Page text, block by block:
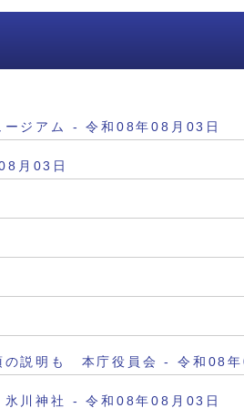
ジアム - 令和08年08月03日
月03日
の説明も 本庁役員会 - 令和08
川神社 - 令和08年08月03日